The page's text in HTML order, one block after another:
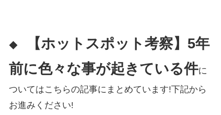
◆
【ホットスポット考察】5年
前に色々な事が起きている件に
ついてはこちらの記事にまとめています!下記から
お進みください!